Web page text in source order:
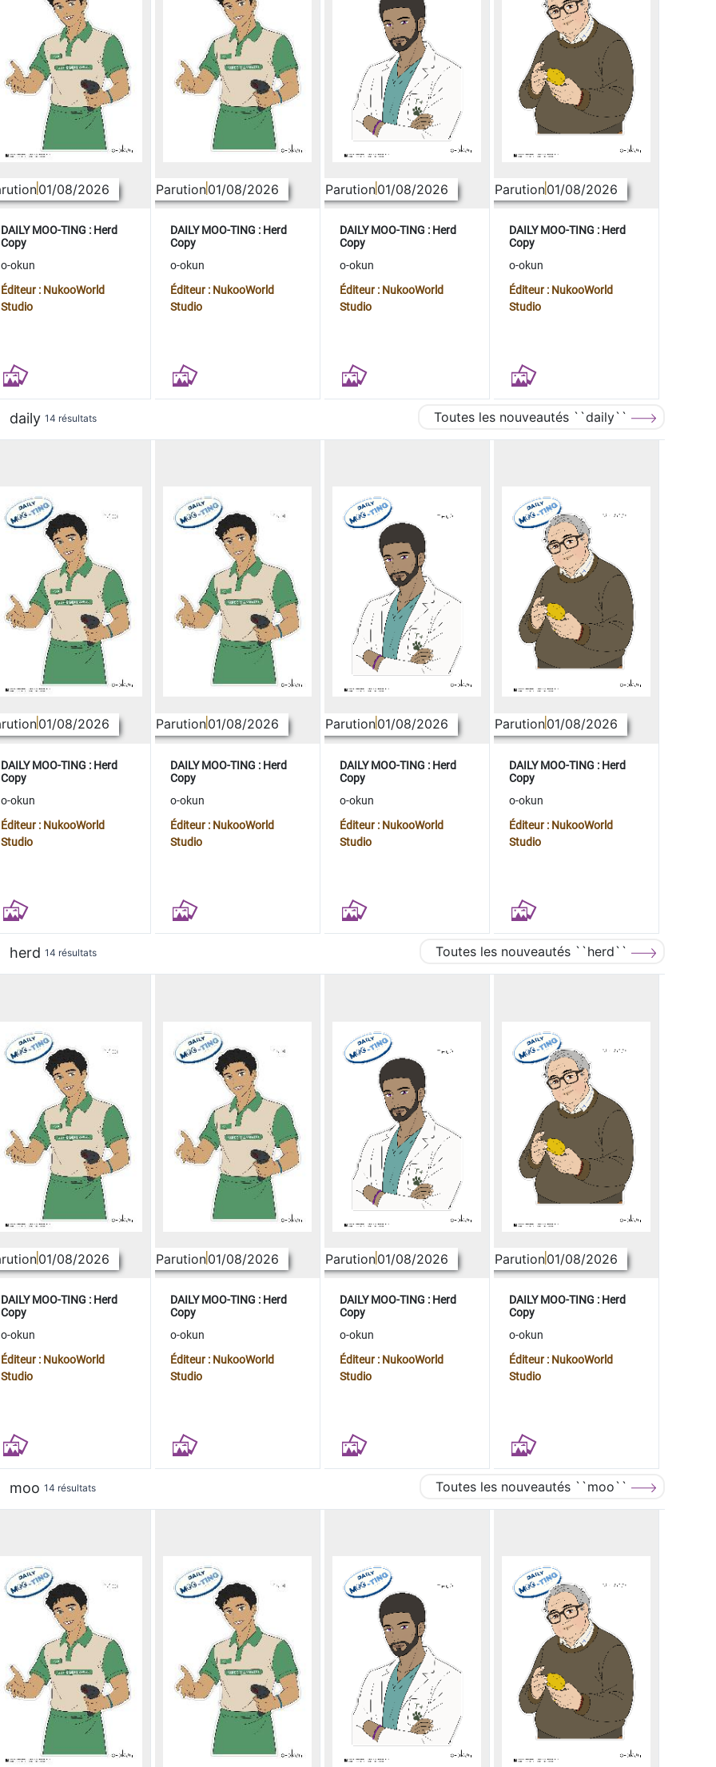
01/08/2026
DAILY MOO-TING : Herd
Copy
o-okun
Éditeur : NukooWorld
Studio
Parution01/08/2026
DAILY MOO-TING : Herd
Copy
o-okun
Éditeur : NukooWorld
Studio
Parution01/08/2026
DAILY MOO-TING : Herd
Copy
o-okun
Éditeur : NukooWorld
Studio
Parution01/08/2026
DAILY MOO-TING : Herd
Copy
o-okun
Éditeur : NukooWorld
Studio
daily 14 résultats Toutes les nouveautés ``daily``
01/08/2026
DAILY MOO-TING : Herd
Copy
o-okun
Éditeur : NukooWorld
Studio
Parution01/08/2026
DAILY MOO-TING : Herd
Copy
o-okun
Éditeur : NukooWorld
Studio
Parution01/08/2026
DAILY MOO-TING : Herd
Copy
o-okun
Éditeur : NukooWorld
Studio
Parution01/08/2026
DAILY MOO-TING : Herd
Copy
o-okun
Éditeur : NukooWorld
Studio
herd 14 résultats Toutes les nouveautés ``herd``
01/08/2026
DAILY MOO-TING : Herd
Copy
o-okun
Éditeur : NukooWorld
Studio
Parution01/08/2026
DAILY MOO-TING : Herd
Copy
o-okun
Éditeur : NukooWorld
Studio
Parution01/08/2026
DAILY MOO-TING : Herd
Copy
o-okun
Éditeur : NukooWorld
Studio
Parution01/08/2026
DAILY MOO-TING : Herd
Copy
o-okun
Éditeur : NukooWorld
Studio
moo 14 résultats Toutes les nouveautés ``moo``